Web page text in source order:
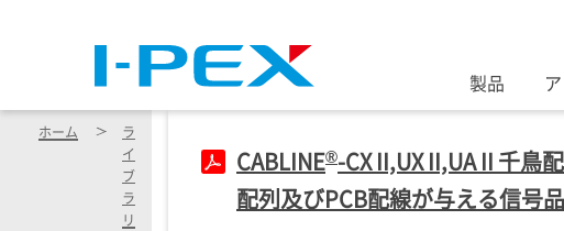
製品
ホーム
ラ
イ
ブ
ラ
リ
CABLINE®-CX II,UX II,UA II 千鳥
配列及びPCB配線が与える信号